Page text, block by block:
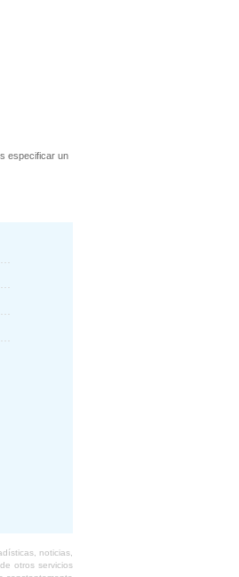
especificar un
noticias,
otros servicios